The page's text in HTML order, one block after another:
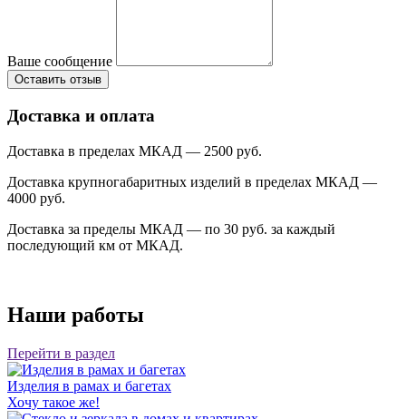
Ваше сообщение
Доставка и оплата
Доставка в пределах МКАД — 2500 руб.
Доставка крупногабаритных изделий в пределах МКАД —
4000 руб.
Доставка за пределы МКАД — по 30 руб. за каждый
последующий км от МКАД.
Наши работы
Перейти в раздел
Изделия в рамах и багетах
Хочу такое же!